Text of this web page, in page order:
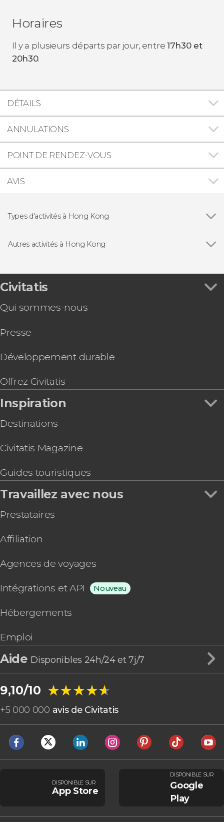
Horaires
Il y a plusieurs départs par jour, entre 17h30 et
20h30.
DÉTAILS
ANNULATIONS
POINT DE RENDEZ-VOUS
AVIS
Types d'activités à Hong Kong
Kong
Visites guidées à Hong Kong
Autres activités à Hong Kong
Kong
Bus touristique de Hong Kong
Ferry à Macao
Pass
Billet pour l'observatoire Sky100
Civitatis
Qui sommes-nous
Presse
Développement durable
Offrez Civitatis
Inspiration
Destinations
Civitatis Magazine
Guides touristiques
Travaillez avec nous
Prestataires
Affiliation
Agences de voyages
Intégrations et API Nouveau
Hébergements
Emploi
Aide Disponibles 24h/24 et 7j/7
9,10/10 ★★★★★
★★★★★
+5 000 000 avis de Civitatis
DISPONIBLE SUR
App Store
DISPONIBLE SUR
Google
Play